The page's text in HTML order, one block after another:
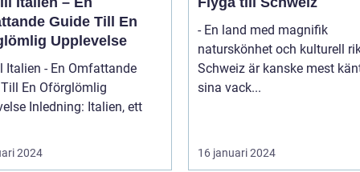
Guide Till En
Upplevelse
Italien - En Omfattande
En Oförglömlig
Italien, ett
2024
- En land med magnifik
naturskönhet och kulturell
Schweiz är kanske mest
sina vack...
16 januari 2024